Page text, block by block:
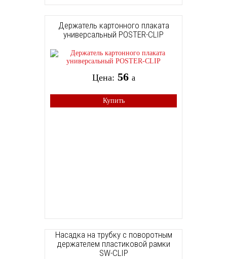
Держатель картонного плаката
универсальный POSTER-CLIP
Цена: 56 a
Купить
Насадка на трубку с поворотным
держателем пластиковой рамки
SW-CLIP